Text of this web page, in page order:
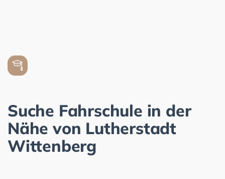
Suche Fahrschule in der
Nähe von Lutherstadt
Wittenberg